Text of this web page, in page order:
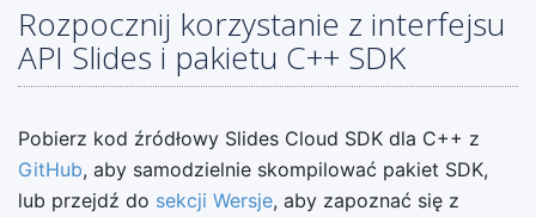
Rozpocznij korzystanie z interfejsu
API Slides i pakietu C++ SDK
Pobierz kod źródłowy Slides Cloud SDK dla C++ z
GitHub, aby samodzielnie skompilować pakiet SDK,
lub przejdź do sekcji Wersje, aby zapoznać się z